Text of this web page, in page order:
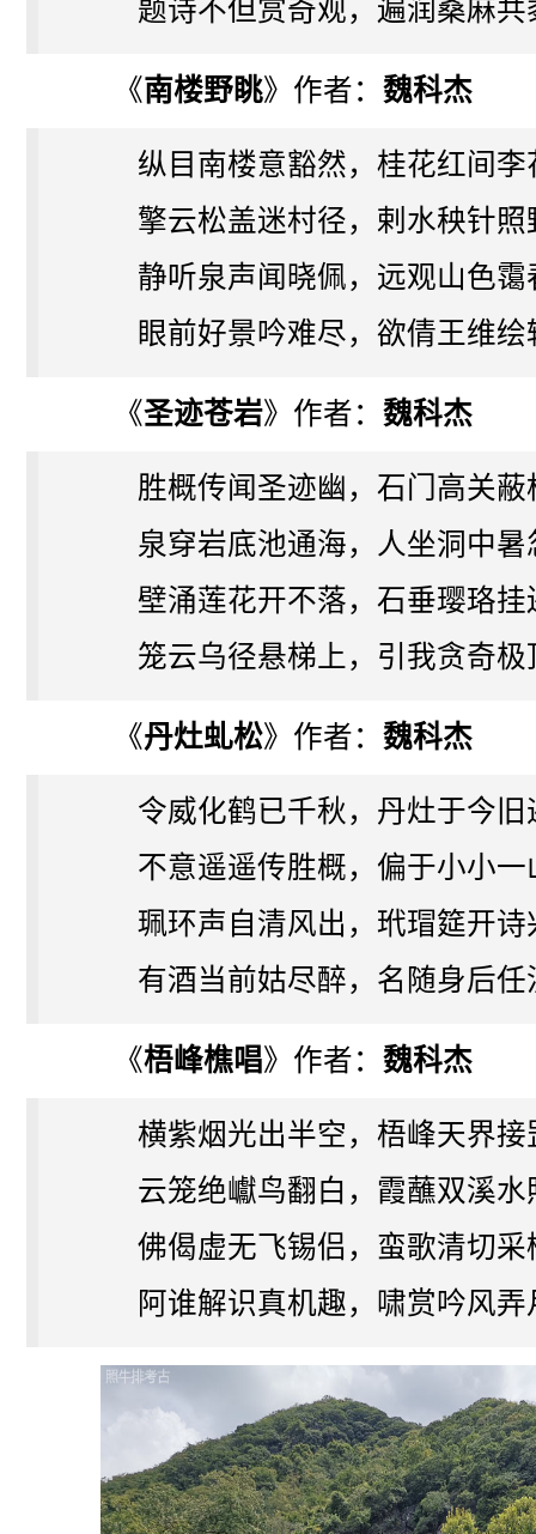
题诗不但赏奇观，遍润桑麻共
《南楼野眺》作者：魏科杰
纵目南楼意豁然，桂花红间李
擎云松盖迷村径，剌水秧针照
静听泉声闻晓佩，远观山色霭
眼前好景吟难尽，欲倩王维绘
《圣迹苍岩》作者：魏科杰
胜概传闻圣迹幽，石门高关蔽
泉穿岩底池通海，人坐洞中暑
壁涌莲花开不落，石垂璎珞挂
笼云乌径悬梯上，引我贪奇极
《丹灶虬松》作者：魏科杰
令威化鹤已千秋，丹灶于今旧
不意遥遥传胜概，偏于小小一
珮环声自清风出，玳瑁筵开诗
有酒当前姑尽醉，名随身后任
《梧峰樵唱》作者：魏科杰
横紫烟光出半空，梧峰天界接
云笼绝巘鸟翻白，霞蘸双溪水
佛偈虚无飞锡侣，蛮歌清切采
阿谁解识真机趣，啸赏吟风弄